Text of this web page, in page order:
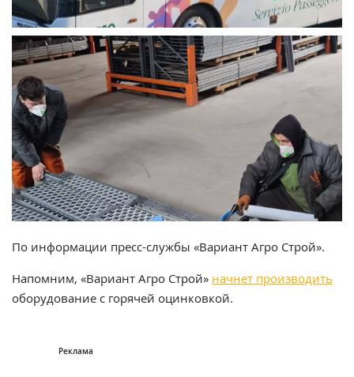
По информации пресс-службы «Вариант Агро Строй».
Напомним, «Вариант Агро Строй» начнет производить
оборудование с горячей оцинковкой.